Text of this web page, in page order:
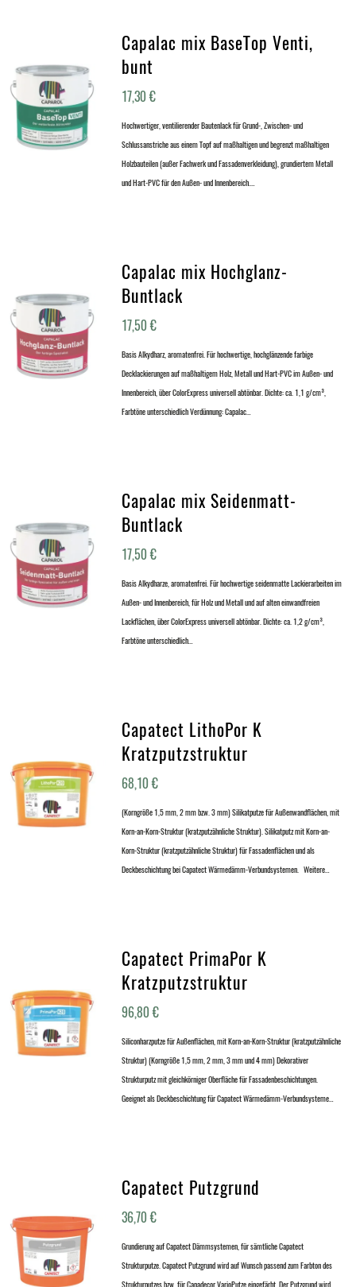
Capalac mix BaseTop Venti,
bunt
17,30€
Hochwertiger, ventilierender Bautenlack für Grund-, Zwischen- und
Schlussanstriche aus einem Topf auf maßhaltigen und begrenzt maßhaltigen
Holzbauteilen (außer Fachwerk und Fassadenverkleidung), grundiertem Metall
und Hart-PVC für den Außen- und Innenbereich.…
Capalac mix Hochglanz-
Buntlack
17,50€
Basis Alkydharz, aromatenfrei. Für hochwertige, hochglänzende farbige
Decklackierungen auf maßhaltigem Holz, Metall und Hart-PVC im Außen- und
Innenbereich, über ColorExpress universell abtönbar. Dichte: ca. 1,1 g/cm³,
Farbtöne unterschiedlich Verdünnung: Capalac…
Capalac mix Seidenmatt-
Buntlack
17,50€
Basis Alkydharze, aromatenfrei. Für hochwertige seidenmatte Lackierarbeiten im
Außen- und Innenbereich, für Holz und Metall und auf alten einwandfreien
Lackflächen, über ColorExpress universell abtönbar. Dichte: ca. 1,2 g/cm³,
Farbtöne unterschiedlich…
Capatect LithoPor K
Kratzputzstruktur
68,10€
(Korngröße 1,5 mm, 2 mm bzw. 3 mm) Silikatputze für Außenwandflächen, mit
Korn-an-Korn-Struktur (kratzputzähnliche Struktur). Silikatputz mit Korn-an-
Korn-Struktur (kratzputzähnliche Struktur) für Fassadenflächen und als
Deckbeschichtung bei Capatect Wärmedämm-Verbundsystemen. Weitere…
Capatect PrimaPor K
Kratzputzstruktur
96,80€
Siliconharzputze für Außenflächen, mit Korn-an-Korn-Struktur (kratzputzähnliche
Struktur) (Korngröße 1,5 mm, 2 mm, 3 mm und 4 mm) Dekorativer
Strukturputz mit gleichkörniger Oberfläche für Fassadenbeschichtungen.
Geeignet als Deckbeschichtung für Capatect Wärmedämm-Verbundsysteme…
Capatect Putzgrund
36,70€
Grundierung auf Capatect Dämmsystemen, für sämtliche Capatect
Strukturputze. Capatect Putzgrund wird auf Wunsch passend zum Farbton des
Strukturputzes bzw. für Capadecor VarioPutze eingefärbt. Der Putzgrund wird